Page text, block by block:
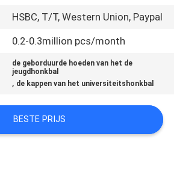
HSBC, T/T, Western Union, Paypal
0.2-0.3million pcs/month
de geborduurde hoeden van het de
jeugdhonkbal
, de kappen van het universiteitshonkbal
BESTE PRIJS